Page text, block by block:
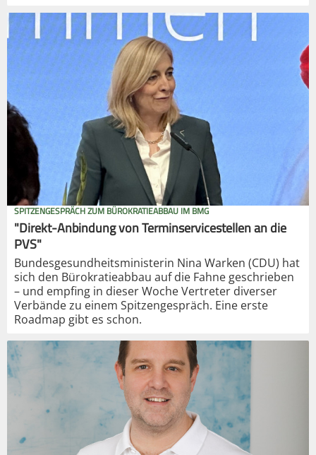
SPITZENGESPRÄCH ZUM BÜROKRATIEABBAU IM BMG
"Direkt-Anbindung von Terminservicestellen an die
PVS"
Bundesgesundheitsministerin Nina Warken (CDU) hat
sich den Bürokratieabbau auf die Fahne geschrieben
– und empfing in dieser Woche Vertreter diverser
Verbände zu einem Spitzengespräch. Eine erste
Roadmap gibt es schon.